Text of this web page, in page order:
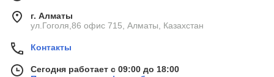
г. Алматы
ул.Гоголя,86 офис 715, Алматы, Казахстан
Контакты
Сегодня работает с 09:00 до 18:00